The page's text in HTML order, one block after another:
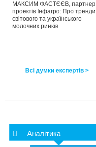
МАКСИМ ФАСТЄЄВ, партнер
проектів Інфагро: Про тренди
світового та українського
молочних ринків
Всі думки експертів >
Аналітика